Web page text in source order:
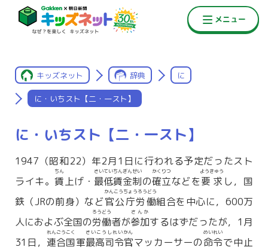
キッズネット 辞典 に
に・いちスト【二・一スト】
に・いちスト【二・一スト】
1947（昭和22）年2月1日に行われる予定だったスト
ライキ。 賃
ちん
上げ・ 最低賃金制
さいていちんぎんせい
の確立
かくりつ
などを要求
ようきゅう
し，国
鉄（JRの前身）など官公庁労働
かんこうちょうろうどう
組合を中心に，600万
人におよぶ全国の労働
ろうどう
者が参加
さんか
するはずだったが，1月
31日， 連合国
れんごうこく
軍最高司令官
さいこうしれいかん
マッカーサーの命令
めいれい
で中止